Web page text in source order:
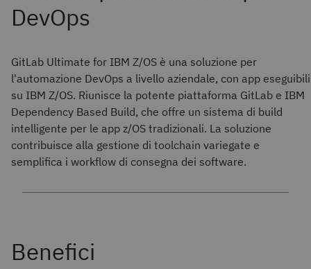
GitLab Ultimate for IBM Z/OS è una soluzione per
l'automazione DevOps a livello aziendale, con app eseguibili
su IBM Z/OS. Riunisce la potente piattaforma GitLab e IBM
Dependency Based Build, che offre un sistema di build
intelligente per le app z/OS tradizionali. La soluzione
contribuisce alla gestione di toolchain variegate e
semplifica i workflow di consegna dei software.